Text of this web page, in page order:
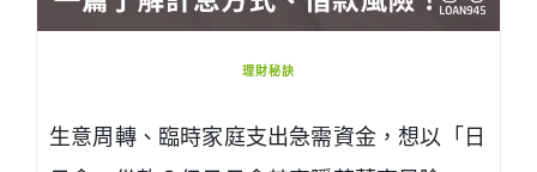
理財秘訣
生意周轉、臨時家庭支出急需資金，想以「日